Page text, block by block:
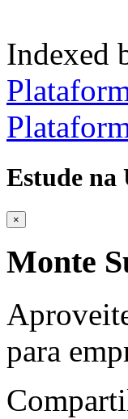
Indexed
Estude na
×
Monte
para